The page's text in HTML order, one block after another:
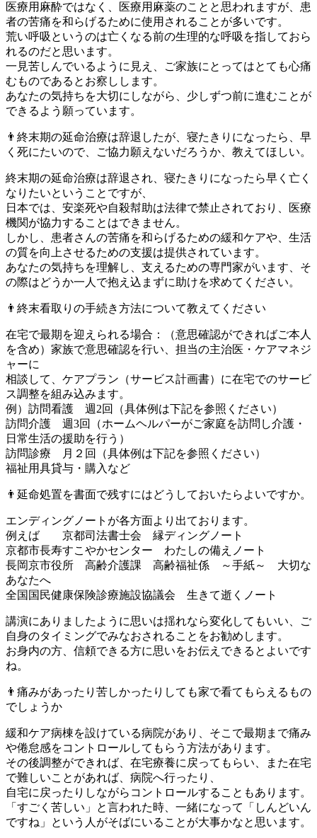
医療用麻酔ではなく、医療用麻薬のことと思われますが、患
者の苦痛を和らげるために使用されることが多いです。
荒い呼吸というのは亡くなる前の生理的な呼吸を指しておら
れるのだと思います。
一見苦しんでいるように見え、ご家族にとってはとても心痛
むものであるとお察しします。
あなたの気持ちを大切にしながら、少しずつ前に進むことが
できるよう願っています。
👨終末期の延命治療は辞退したが、寝たきりになったら、早
く死にたいので、ご協力願えないだろうか、教えてほしい。
終末期の延命治療は辞退され、寝たきりになったら早く亡く
なりたいということですが、
日本では、安楽死や自殺幇助は法律で禁止されており、医療
機関が協力することはできません。
しかし、患者さんの苦痛を和らげるための緩和ケアや、生活
の質を向上させるための支援は提供されています。
あなたの気持ちを理解し、支えるための専門家がいます、そ
の際はどうか一人で抱え込まずに助けを求めてください。
👨終末看取りの手続き方法について教えてください
在宅で最期を迎えられる場合：（意思確認ができればご本人
を含め）家族で意思確認を行い、担当の主治医・ケアマネジ
ャーに
相談して、ケアプラン（サービス計画書）に在宅でのサービ
ス調整を組み込みます。
例）訪問看護 週2回（具体例は下記を参照ください）
訪問介護 週3回（ホームヘルパーがご家庭を訪問し介護・
日常生活の援助を行う）
訪問診療 月２回（具体例は下記を参照ください）
福祉用具貸与・購入など
👨延命処置を書面で残すにはどうしておいたらよいですか。
エンディングノートが各方面より出ております。
例えば 京都司法書士会 縁ディングノート
京都市長寿すこやかセンター わたしの備えノート
長岡京市役所 高齢介護課 高齢福祉係 ～手紙～ 大切な
あなたへ
全国国民健康保険診療施設協議会 生きて逝くノート
講演にありましたように思いは揺れなら変化してもいい、ご
自身のタイミングでみなおされることをお勧めします。
お身内の方、信頼できる方に思いをお伝えできるとよいです
ね。
👨痛みがあったり苦しかったりしても家で看てもらえるもの
でしょうか
緩和ケア病棟を設けている病院があり、そこで最期まで痛み
や倦怠感をコントロールしてもらう方法があります。
その後調整ができれば、在宅療養に戻ってもらい、また在宅
で難しいことがあれば、病院へ行ったり、
自宅に戻ったりしながらコントロールすることもあります。
「すごく苦しい」と言われた時、一緒になって「しんどいん
ですね」という人がそばにいることが大事かなと思います。